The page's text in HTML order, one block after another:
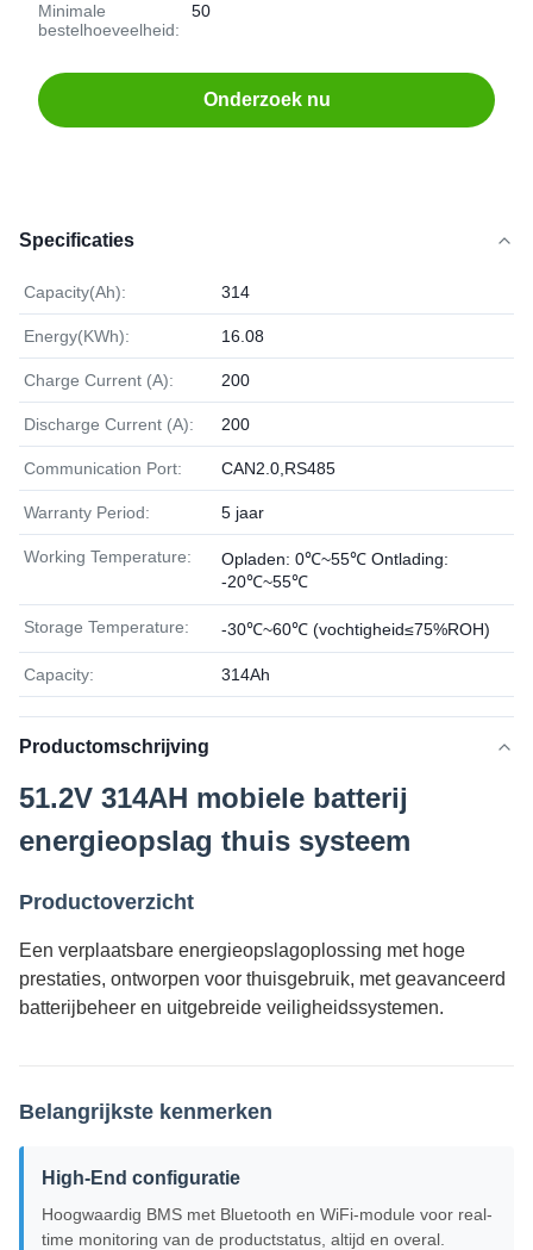
Minimale
bestelhoeveelheid:
50
Onderzoek nu
Specificaties
Capacity(Ah): 314
Energy(KWh): 16.08
Charge Current (A): 200
Discharge Current (A): 200
Communication Port: CAN2.0,RS485
Warranty Period: 5 jaar
Working Temperature:
Opladen: 0℃~55℃ Ontlading:
-20℃~55℃
Storage Temperature: -30℃~60℃ (vochtigheid≤75%ROH)
Capacity: 314Ah
Productomschrijving
51.2V 314AH mobiele batterij
energieopslag thuis systeem
Productoverzicht
Een verplaatsbare energieopslagoplossing met hoge
prestaties, ontworpen voor thuisgebruik, met geavanceerd
batterijbeheer en uitgebreide veiligheidssystemen.
Belangrijkste kenmerken
High-End configuratie
Hoogwaardig BMS met Bluetooth en WiFi-module voor real-
time monitoring van de productstatus, altijd en overal.